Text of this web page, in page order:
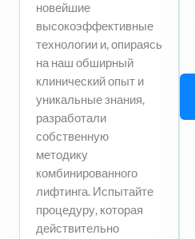
новейшие
высокоэффективные
технологии и, опираясь
на наш обширный
клинический опыт и
уникальные знания,
разработали
собственную
методику
комбинированного
лифтинга. Испытайте
процедуру, которая
действительно